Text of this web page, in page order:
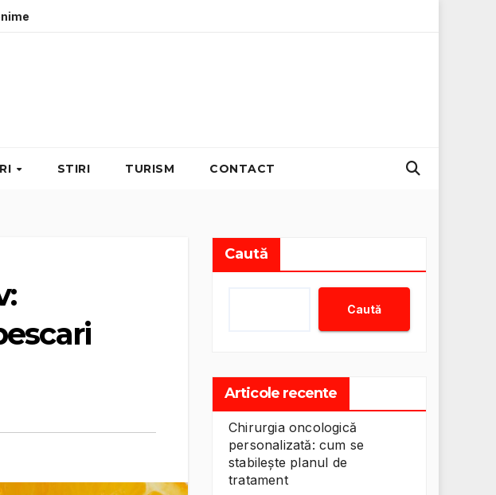
despre soluții cu emisii zero
STIRI TURISM CONTACT
Caută
Caută
Articole recente
Chirurgia oncologică
personalizată: cum se
stabilește planul de
tratament